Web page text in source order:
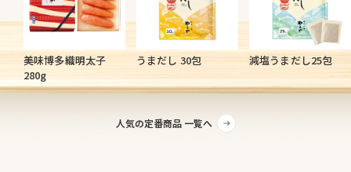
美味博多織明太子
280g
うまだし 30包 減塩うまだし25包
人気の定番商品 一覧へ